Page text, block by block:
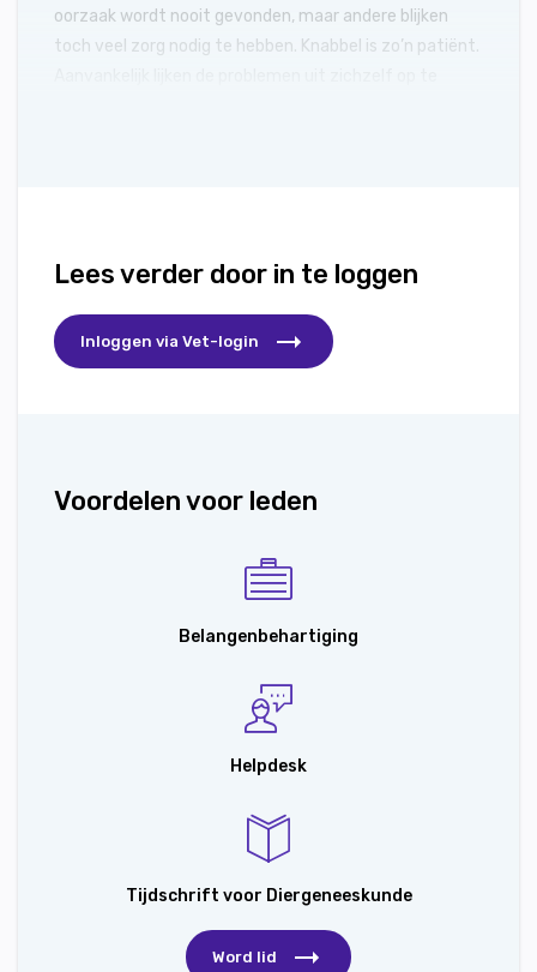
oorzaak wordt nooit gevonden, maar andere blijken
toch veel zorg nodig te hebben. Knabbel is zo’n patiënt.
Lees verder door in te loggen
Inloggen via Vet-login
Voordelen voor leden
Belangenbehartiging
Helpdesk
Tijdschrift voor Diergeneeskunde
Word lid